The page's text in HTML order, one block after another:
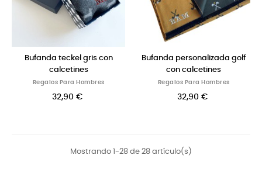
Bufanda teckel gris con
calcetines
Regalos Para Hombres
32,90 €
Bufanda personalizada golf
con calcetines
Regalos Para Hombres
32,90 €
Mostrando 1-28 de 28 artículo(s)